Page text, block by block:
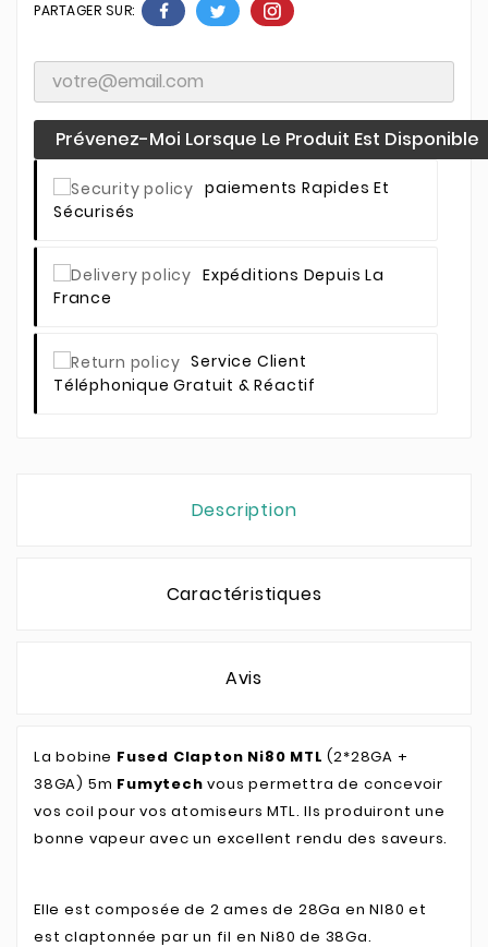
PARTAGER SUR:
Prévenez-Moi Lorsque Le Produit Est Disponible
Paiements Rapides Et
Sécurisés
Expéditions Depuis La
France
Service Client
Téléphonique Gratuit & Réactif
Description
Caractéristiques
Avis
La bobine Fused Clapton Ni80 MTL (2*28GA +
38GA) 5m Fumytech vous permettra de concevoir
vos coil pour vos atomiseurs MTL. Ils produiront une
bonne vapeur avec un excellent rendu des saveurs.
Elle est composée de 2 ames de 28Ga en NI80 et
est claptonnée par un fil en Ni80 de 38Ga.